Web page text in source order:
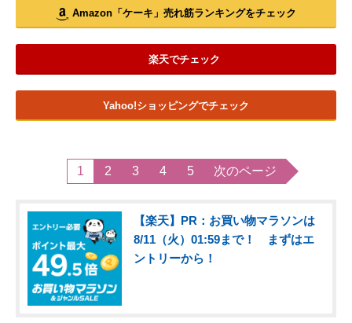
Amazon「ケーキ」売れ筋ランキングをチェック
楽天でチェック
Yahoo!ショッピングでチェック
1 2 3 4 5 次のページ
【楽天】PR：お買い物マラソンは
8/11（火）01:59まで！ まずはエ
ントリーから！